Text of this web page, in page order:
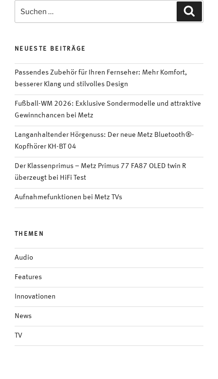
nach:
NEUESTE BEITRÄGE
Passendes Zubehör für Ihren Fernseher: Mehr Komfort,
besserer Klang und stilvolles Design
Fußball-WM 2026: Exklusive Sondermodelle und attraktive
Gewinnchancen bei Metz
Langanhaltender Hörgenuss: Der neue Metz Bluetooth®-
Kopfhörer KH-BT 04
Der Klassenprimus – Metz Primus 77 FA87 OLED twin R
überzeugt bei HiFi Test
Aufnahmefunktionen bei Metz TVs
THEMEN
Audio
Features
Innovationen
News
TV